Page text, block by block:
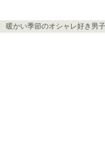
暖かい季節のオシャレ好き男